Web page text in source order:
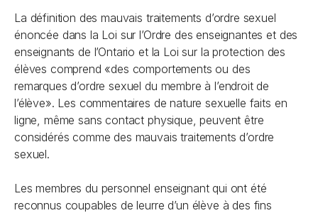
La définition des mauvais traitements d’ordre sexuel
énoncée dans la Loi sur l’Ordre des enseignantes et des
enseignants de l’Ontario et la Loi sur la protection des
élèves comprend «des comportements ou des
remarques d’ordre sexuel du membre à l’endroit de
l’élève». Les commentaires de nature sexuelle faits en
ligne, même sans contact physique, peuvent être
considérés comme des mauvais traitements d’ordre
sexuel.
Les membres du personnel enseignant qui ont été
reconnus coupables de leurre d’un élève à des fins